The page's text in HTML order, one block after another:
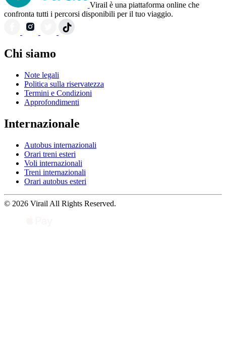
Virail è una piattaforma online che
confronta tutti i percorsi disponibili per il tuo viaggio.
Chi siamo
Note legali
Politica sulla riservatezza
Termini e Condizioni
Approfondimenti
Internazionale
Autobus internazionali
Orari treni esteri
Voli internazionali
Treni internazionali
Orari autobus esteri
© 2026 Virail All Rights Reserved.